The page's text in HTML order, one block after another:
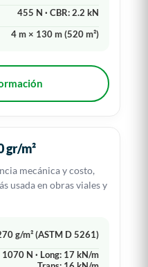
455 N · CBR: 2.2 kN
4 m × 130 m (520 m²)
gr/m²
mecánica y costo,
usada en obras viales y
g/m² (ASTM D 5261)
1070 N · Long: 17 kN/m